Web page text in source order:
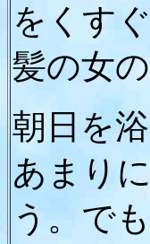
をくす
髪の女
朝日を
あまり
う。で